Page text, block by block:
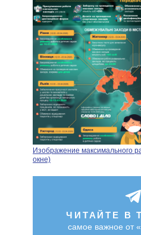
Изображение максимального
окне)
ЧИТАЙТЕ В
самое важное от